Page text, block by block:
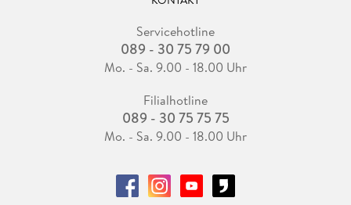
Servicehotline
089 - 30 75 79 00
Mo. - Sa. 9.00 - 18.00 Uhr
Filialhotline
089 - 30 75 75 75
Mo. - Sa. 9.00 - 18.00 Uhr